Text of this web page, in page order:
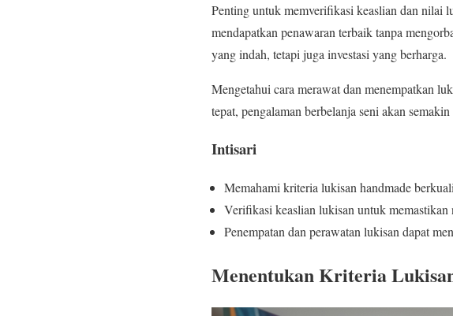
Penting untuk memverifikasi keaslian dan nilai
mendapatkan penawaran terbaik tanpa
yang indah, tetapi juga investasi yang berharga.
Mengetahui cara merawat dan menempatkan
tepat, pengalaman berbelanja seni akan
Intisari
Memahami kriteria lukisan handmade
Verifikasi keaslian lukisan untuk
Penempatan dan perawatan lukisan dapat
Menentukan Kriteria